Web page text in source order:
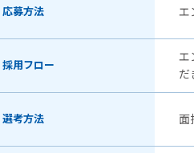
応募方法 エ
採用フロー
エ
だ
選考方法 面